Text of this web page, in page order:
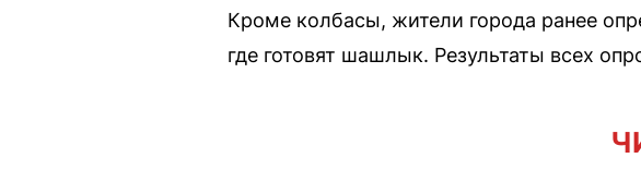
Кроме колбасы, жители города ранее
где готовят шашлык. Результаты всех